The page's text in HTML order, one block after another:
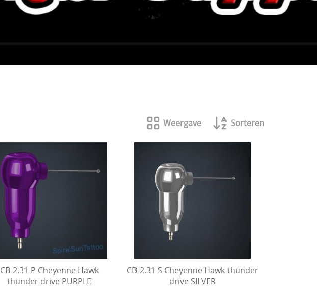
Weergave Sorteren
CB-2.31-P Cheyenne Hawk
thunder drive PURPLE
CB-2.31-S Cheyenne Hawk thunder
drive SILVER